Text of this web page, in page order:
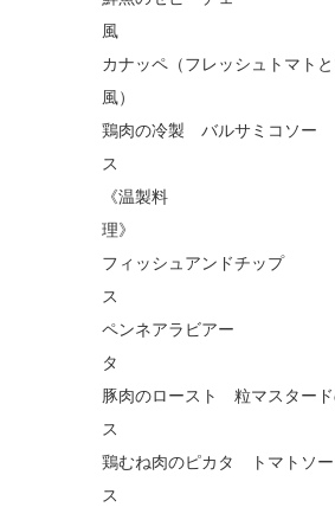
カナッペ（フレッシュトマト
鶏肉の冷製 バルサミコソー
《温製料
フィッシュアンドチップ
ペンネアラビアー
豚肉のロースト 粒マスタード
鶏むね肉のピカタ トマトソー